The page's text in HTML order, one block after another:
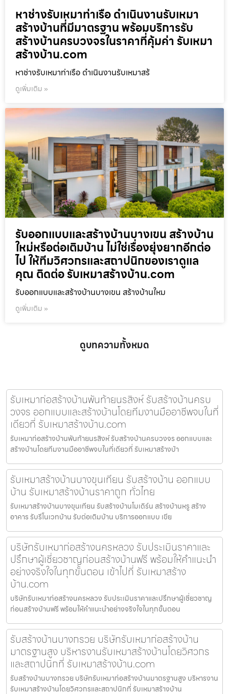
หาช่างรับเหมาท่าเรือ ดำเนินงานรับเหมา
สร้างบ้านที่มีมาตรฐาน พร้อมบริการรับ
สร้างบ้านครบวงจรในราคาที่คุ้มค่า รับเหมา
สร้างบ้าน.com
หาช่างรับเหมาท่าเรือ ดำเนินงานรับเหมาสร้
ดูเพิ่มเติม »
รับออกแบบและสร้างบ้านบางเขน สร้างบ้าน
ใหม่หรือต่อเติมบ้าน ไม่ใช่เรื่องยุ่งยากอีกต่อ
ไป ให้ทีมวิศวกรและสถาปนิกของเราดูแล
คุณ ติดต่อ รับเหมาสร้างบ้าน.com
รับออกแบบและสร้างบ้านบางเขน สร้างบ้านใหม
ดูเพิ่มเติม »
ดูบทความทั้งหมด
รับเหมาก่อสร้างบ้านพันท้ายนรสิงห์ รับสร้างบ้านครบ
วงจร ออกแบบและสร้างบ้านโดยทีมงานมืออาชีพจบในที่
เดียวที่ รับเหมาสร้างบ้าน.com
รับเหมาก่อสร้างบ้านพันท้ายนรสิงห์ รับสร้างบ้านครบวงจร ออกแบบและ
สร้างบ้านโดยทีมงานมืออาชีพจบในที่เดียวที่ รับเหมาสร้างบ้า
รับเหมาสร้างบ้านบางขุนเทียน รับสร้างบ้าน ออกแบบ
บ้าน รับเหมาสร้างบ้านราคาถูก ทั่วไทย
รับเหมาสร้างบ้านบางขุนเทียน รับสร้างบ้านโมเดิร์น สร้างบ้านหรู สร้าง
อาคาร รับรีโนเวทบ้าน รับต่อเติมบ้าน บริการออกแบบ เขีย
บริษัทรับเหมาก่อสร้างนครหลวง รับประเมินราคาและ
ปรึกษาผู้เชี่ยวชาญก่อนสร้างบ้านฟรี พร้อมให้คำแนะนำ
อย่างจริงใจในทุกขั้นตอน เข้าไปที่ รับเหมาสร้าง
บ้าน.com
บริษัทรับเหมาก่อสร้างนครหลวง รับประเมินราคาและปรึกษาผู้เชี่ยวชาญ
ก่อนสร้างบ้านฟรี พร้อมให้คำแนะนำอย่างจริงใจในทุกขั้นตอน
รับสร้างบ้านบางกรวย บริษัทรับเหมาก่อสร้างบ้าน
มาตรฐานสูง บริหารงานรับเหมาสร้างบ้านโดยวิศวกร
และสถาปนิกที่ รับเหมาสร้างบ้าน.com
รับสร้างบ้านบางกรวย บริษัทรับเหมาก่อสร้างบ้านมาตรฐานสูง บริหารงาน
รับเหมาสร้างบ้านโดยวิศวกรและสถาปนิกที่ รับเหมาสร้างบ้าน